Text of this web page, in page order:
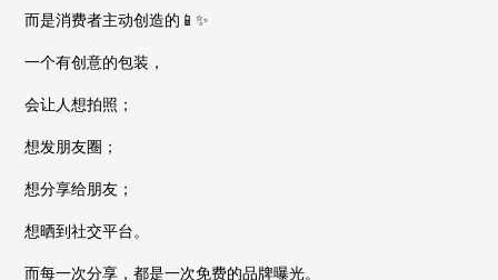
而是消费者主动创造的📱✨
一个有创意的包装，
会让人想拍照；
想发朋友圈；
想分享给朋友；
想晒到社交平台。
而每一次分享，都是一次免费的品牌曝光。